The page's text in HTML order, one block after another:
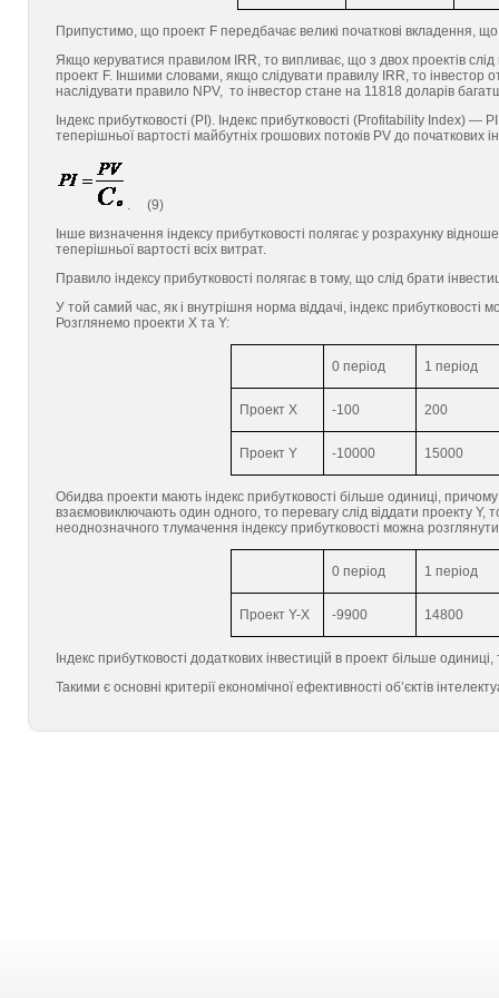
Припустимо, що проект F передбачає великі початкові вкладення,
Якщо керуватися правилом IRR, то випливає, що з двох проектів
проект F. Іншими словами, якщо слідувати правилу IRR, то інвестор
наслідувати правило NPV, то інвестор стане на 11818 доларів
Індекс прибутковості (РI). Індекс прибутковості (Pгоfitability Index)
теперішньої вартості майбутніх грошових потоків PV до початкових
. (9)
Інше визначення індексу прибутковості полягає у розрахунку
теперішньої вартості всіх витрат.
Правило індексу прибутковості полягає в тому, що слід брати
У той самий час, як і внутрішня норма віддачі, індекс
Розглянемо проекти X та Y:
0 період 1 період
Проект X -100 200
Проект Y -10000 15000
Обидва проекти мають індекс прибутковості більше одиниці,
взаємовиключають один одного, то перевагу слід віддати проекту
неоднозначного тлумачення індексу прибутковості можна
0 період 1 період
Проект Y-X -9900 14800
Індекс прибутковості додаткових інвестицій в проект більше
Такими є основні критерії економічної ефективності об’єктів